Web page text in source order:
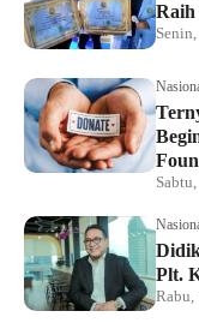
Raih
Plt.
Rabu,